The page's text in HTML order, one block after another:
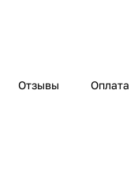
Отзывы Оплата